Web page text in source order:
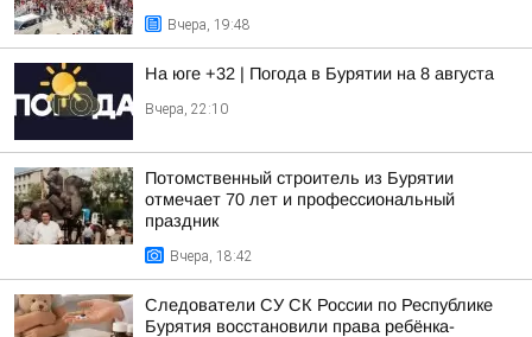
Вчера, 19:48
На юге +32 | Погода в Бурятии на 8 августа
Вчера, 22:10
Потомственный строитель из Бурятии
отмечает 70 лет и профессиональный
праздник
Вчера, 18:42
Следователи СУ СК России по Республике
Бурятия восстановили права ребёнка-